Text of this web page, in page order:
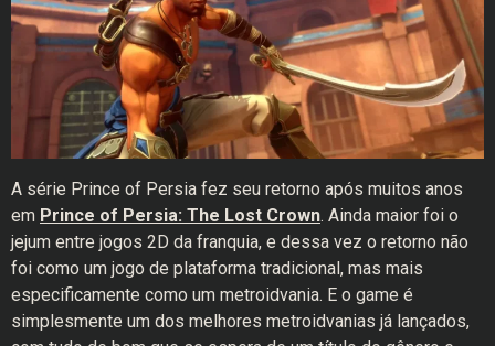
A série Prince of Persia fez seu retorno após muitos anos
em Prince of Persia: The Lost Crown. Ainda maior foi o
jejum entre jogos 2D da franquia, e dessa vez o retorno não
foi como um jogo de plataforma tradicional, mas mais
especificamente como um metroidvania. E o game é
simplesmente um dos melhores metroidvanias já lançados,